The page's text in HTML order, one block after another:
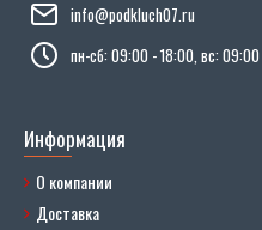
info@podkluch07.ru
пн-сб: 09:00 - 18:00, вс: 09:00
Информация
О компании
Доставка